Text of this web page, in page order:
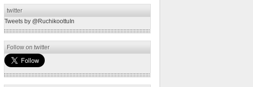
twitter
Tweets by @RuchikoottuIn
Follow on twitter